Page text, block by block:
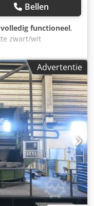
Bellen
volledig functioneel,
zwart/wit
6330 Titan"
1 x Canon
uitrusting: incl. 2x
Tellerstanden:
Dit aanbod betreft
(kleinere
systeem is getest
U bent van harte
openingstijden te
een afspraak!
verzending op
of afhaling wordt er
Voor meer
contact met
Advertentie